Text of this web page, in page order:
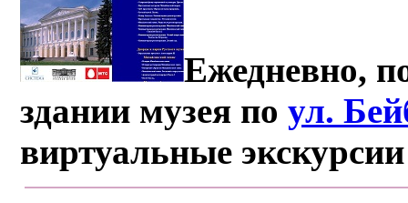
Ежедневно,
здании музея поул.
виртуальные